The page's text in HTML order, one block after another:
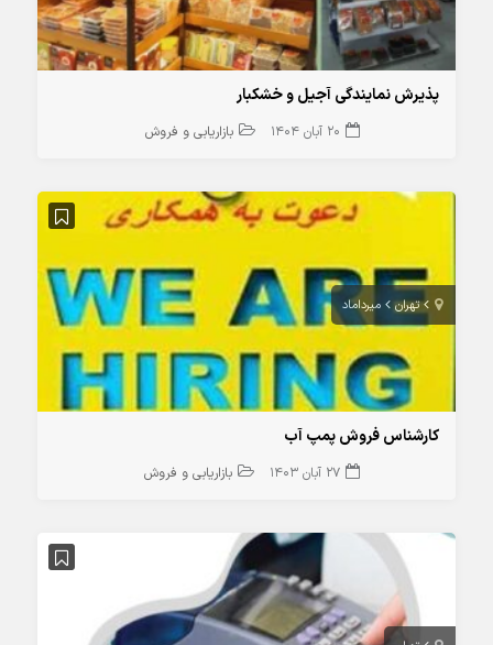
پذیرش نمایندگی آجیل و خشکبار
20 آبان 1404 بازاریابی و فروش
تهران میرداماد
کارشناس فروش پمپ آب
27 آبان 1403 بازاریابی و فروش